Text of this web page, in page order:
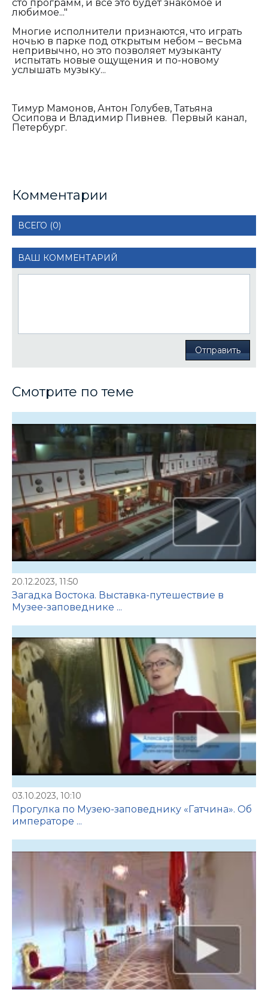
сто программ, и все это будет знакомое и
любимое..."
Многие исполнители признаются, что играть
ночью в парке под открытым небом – весьма
непривычно, но это позволяет музыканту
испытать новые ощущения и по-новому
услышать музыку...
Тимур Мамонов, Антон Голубев, Татьяна
Осипова и Владимир Пивнев. Первый канал,
Петербург.
Комментарии
ВСЕГО (0)
ВАШ КОММЕНТАРИЙ
Отправить
Смотрите по теме
20.12.2023, 11:50
Загадка Востока. Выставка-путешествие в
Музее-заповеднике ...
03.10.2023, 10:10
Прогулка по Музею-заповеднику «Гатчина». Об
императоре ...